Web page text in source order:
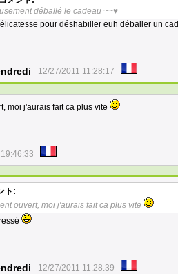
déballé le cadeau ~~♥
pour déshabiller euh déballer un
12/27/2011 11:28:17
moi j'aurais fait ca plus vite
ト:
ouvert, moi j'aurais fait ca plus vite
12/27/2011 11:28:39